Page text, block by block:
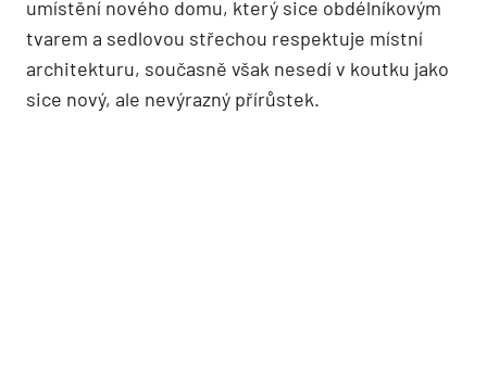
umístění nového domu, který sice obdélníkovým
tvarem a sedlovou střechou respektuje místní
architekturu, současně však nesedí v koutku jako
sice nový, ale nevýrazný přírůstek.